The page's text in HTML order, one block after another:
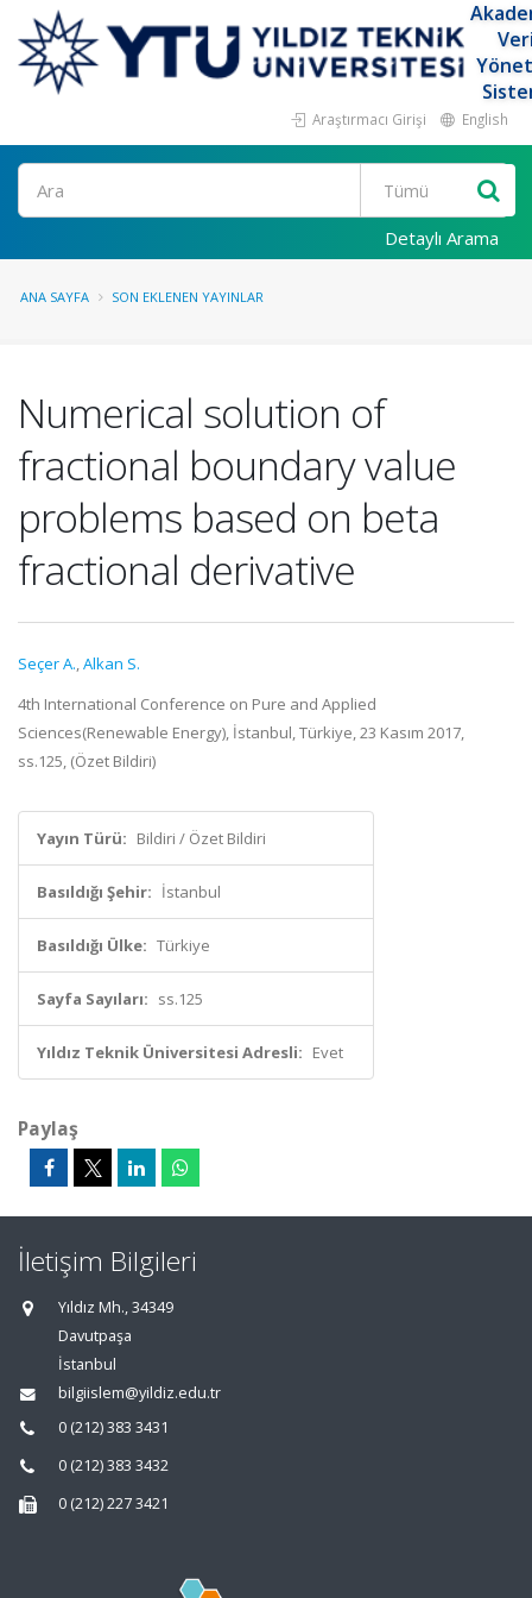
Araştırmacı Girişi English
Ara
Detaylı Arama
ANA SAYFA SON EKLENEN YAYINLAR
Numerical solution of
fractional boundary value
problems based on beta
fractional derivative
Seçer A.,Alkan S.
4th International Conference on Pure and Applied
Sciences(Renewable Energy), İstanbul, Türkiye, 23 Kasım 2017,
ss.125, (Özet Bildiri)
Yayın Türü: Bildiri / Özet Bildiri
Basıldığı Şehir: İstanbul
Basıldığı Ülke: Türkiye
Sayfa Sayıları: ss.125
Yıldız Teknik Üniversitesi Adresli: Evet
Paylaş
İletişim Bilgileri
Yıldız Mh., 34349
Davutpaşa
İstanbul
bilgiislem@yildiz.edu.tr
0 (212) 383 3431
0 (212) 383 3432
0 (212) 227 3421